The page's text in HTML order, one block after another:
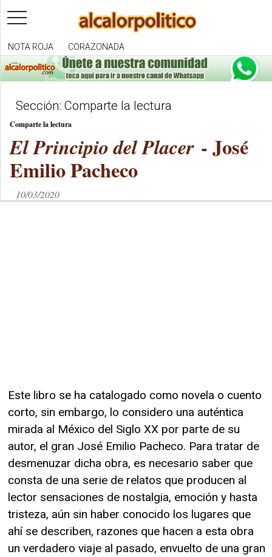
toggle
navigation
NOTA ROJA CORAZONADA
Sección: Comparte la lectura
Comparte la lectura
El Principio del Placer - José
Emilio Pacheco
10/03/2020
Este libro se ha catalogado como novela o cuento
corto, sin embargo, lo considero una auténtica
mirada al México del Siglo XX por parte de su
autor, el gran José Emilio Pacheco. Para tratar de
desmenuzar dicha obra, es necesario saber que
consta de una serie de relatos que producen al
lector sensaciones de nostalgia, emoción y hasta
tristeza, aún sin haber conocido los lugares que
ahí se describen, razones que hacen a esta obra
un verdadero viaje al pasado, envuelto de una gran